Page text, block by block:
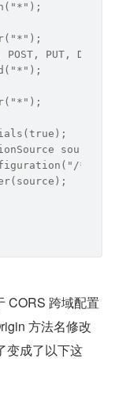
POST, PUT,
source
**",
CORS 跨域配置
方法名修改
变成了以下这